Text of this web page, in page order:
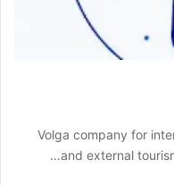
Volga company for
and external